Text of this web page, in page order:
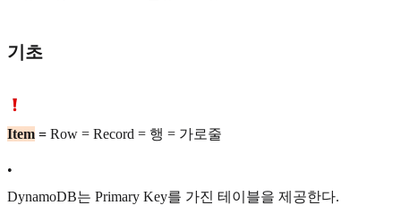
기초
Item = Row = Record = 행 = 가로줄
•
DynamoDB는 Primary Key를 가진 테이블을 제공한다.